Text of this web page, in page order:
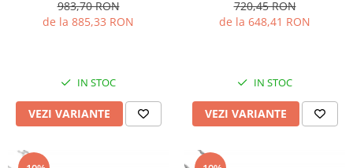
983,70 RON
de la 885,33 RON
IN STOC
VEZI VARIANTE
720,45 RON
de la 648,41 RON
IN STOC
VEZI VARIANTE